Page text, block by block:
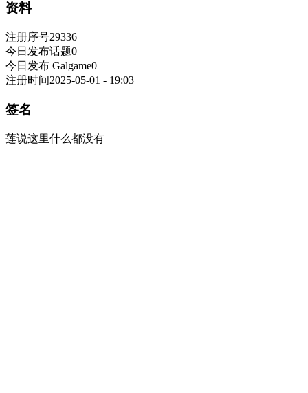
资料
注册序号29336
今日发布话题0
今日发布 Galgame0
注册时间2025-05-01 - 19:03
签名
莲说这里什么都没有